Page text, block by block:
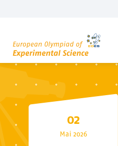
02
Mai 2026